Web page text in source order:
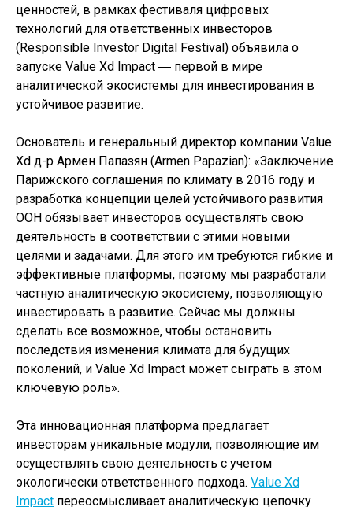
ценностей, в рамках фестиваля цифровых
технологий для ответственных инвесторов
(Responsible Investor Digital Festival) объявила о
запуске Value Xd Impact ― первой в мире
аналитической экосистемы для инвестирования в
устойчивое развитие.
Основатель и генеральный директор компании Value
Xd д-р Армен Папазян (Armen Papazian): «Заключение
Парижского соглашения по климату в 2016 году и
разработка концепции целей устойчивого развития
ООН обязывает инвесторов осуществлять свою
деятельность в соответствии с этими новыми
целями и задачами. Для этого им требуются гибкие и
эффективные платформы, поэтому мы разработали
частную аналитическую экосистему, позволяющую
инвестировать в развитие. Сейчас мы должны
сделать все возможное, чтобы остановить
последствия изменения климата для будущих
поколений, и Value Xd Impact может сыграть в этом
ключевую роль».
Эта инновационная платформа предлагает
инвесторам уникальные модули, позволяющие им
осуществлять свою деятельность с учетом
экологически ответственного подхода. Value Xd
Impact переосмысливает аналитическую цепочку